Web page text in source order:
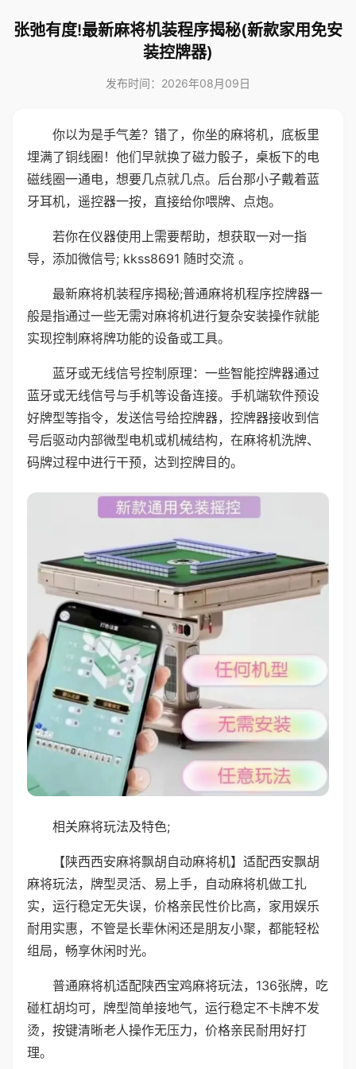
张弛有度!最新麻将机装程序揭秘(新款家用免安
装控牌器)
发布时间：2026年08月09日
你以为是手气差？错了，你坐的麻将机，底板里
埋满了铜线圈！他们早就换了磁力骰子，桌板下的电
磁线圈一通电，想要几点就几点。后台那小子戴着蓝
牙耳机，遥控器一按，直接给你喂牌、点炮。
若你在仪器使用上需要帮助，想获取一对一指
导，添加微信号; kkss8691 随时交流 。
最新麻将机装程序揭秘;普通麻将机程序控牌器一
般是指通过一些无需对麻将机进行复杂安装操作就能
实现控制麻将牌功能的设备或工具。
蓝牙或无线信号控制原理：一些智能控牌器通过
蓝牙或无线信号与手机等设备连接。手机端软件预设
好牌型等指令，发送信号给控牌器，控牌器接收到信
号后驱动内部微型电机或机械结构，在麻将机洗牌、
码牌过程中进行干预，达到控牌目的。
相关麻将玩法及特色;
【陕西西安麻将飘胡自动麻将机】适配西安飘胡
麻将玩法，牌型灵活、易上手，自动麻将机做工扎
实，运行稳定无失误，价格亲民性价比高，家用娱乐
耐用实惠，不管是长辈休闲还是朋友小聚，都能轻松
组局，畅享休闲时光。
普通麻将机适配陕西宝鸡麻将玩法，136张牌，吃
碰杠胡均可，牌型简单接地气，运行稳定不卡牌不发
烫，按键清晰老人操作无压力，价格亲民耐用好打
理。